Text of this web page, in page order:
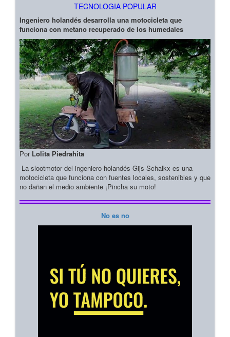
TECNOLOGIA POPULAR
Ingeniero holandés desarrolla una motocicleta que
funciona con metano recuperado de los humedales
Por Lolita Piedrahita
La slootmotor del ingeniero holandés Gijs Schalkx es una
motocicleta que funciona con fuentes locales, sostenibles y que
no dañan el medio ambiente ¡Pincha su moto!
No es no